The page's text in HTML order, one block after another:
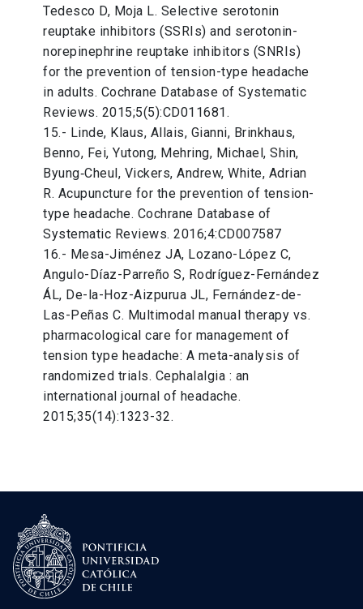
Tedesco D, Moja L. Selective serotonin
reuptake inhibitors (SSRIs) and serotonin-
norepinephrine reuptake inhibitors (SNRIs)
for the prevention of tension-type headache
in adults. Cochrane Database of Systematic
Reviews. 2015;5(5):CD011681.
15.- Linde, Klaus, Allais, Gianni, Brinkhaus,
Benno, Fei, Yutong, Mehring, Michael, Shin,
Byung‐Cheul, Vickers, Andrew, White, Adrian
R. Acupuncture for the prevention of tension-
type headache. Cochrane Database of
Systematic Reviews. 2016;4:CD007587
16.- Mesa-Jiménez JA, Lozano-López C,
Angulo-Díaz-Parreño S, Rodríguez-Fernández
ÁL, De-la-Hoz-Aizpurua JL, Fernández-de-
Las-Peñas C. Multimodal manual therapy vs.
pharmacological care for management of
tension type headache: A meta-analysis of
randomized trials. Cephalalgia : an
international journal of headache.
2015;35(14):1323-32.